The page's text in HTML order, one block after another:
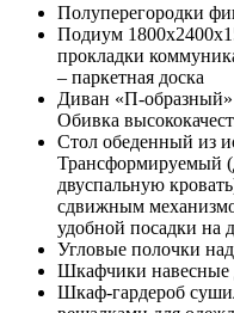
Полуперегородки
Подиум
прокладки
– паркетная доска
Диван «П-
Обивка
Стол обеденный из
Трансформируемый
двуспальную
сдвижным
удобной посадки на
Угловые полочки
Шкафчики навесные
Шкаф-гардероб